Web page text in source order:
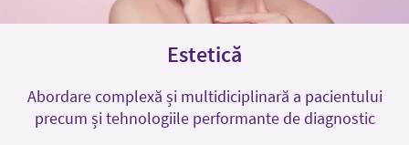
Estetică
Abordare complexă și multidiciplinară a pacientului
precum și tehnologiile performante de diagnostic